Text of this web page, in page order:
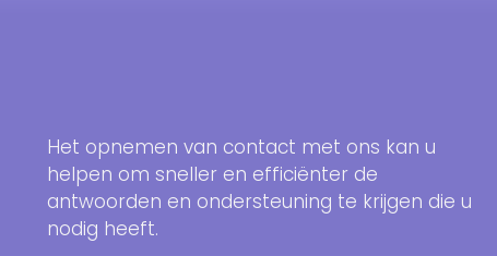
Het opnemen van contact met ons kan u
helpen om sneller en efficiënter de
antwoorden en ondersteuning te krijgen die u
nodig heeft.